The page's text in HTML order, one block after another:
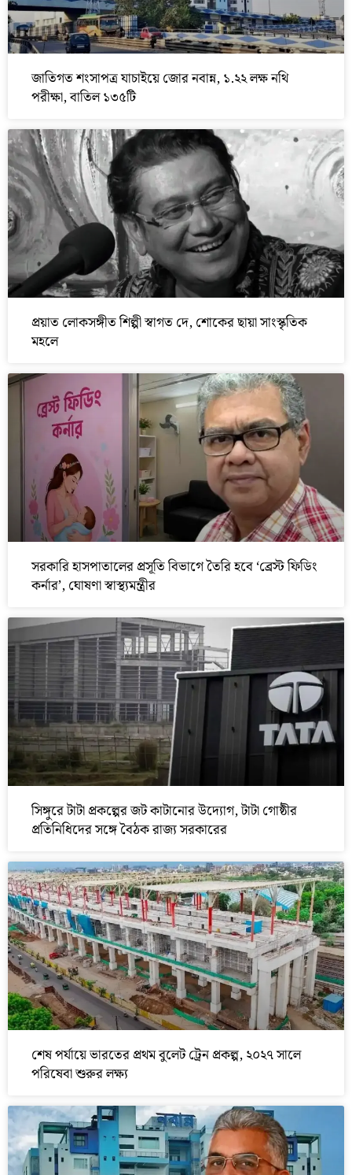
জাতিগত শংসাপত্র যাচাইয়ে জোর নবান্ন, ১.২২ লক্ষ নথি
পরীক্ষা, বাতিল ১৩৫টি
প্রয়াত লোকসঙ্গীত শিল্পী স্বাগত দে, শোকের ছায়া সাংস্কৃতিক
মহলে
সরকারি হাসপাতালের প্রসূতি বিভাগে তৈরি হবে ‘ব্রেস্ট ফিডিং
কর্নার’, ঘোষণা স্বাস্থ্যমন্ত্রীর
সিঙ্গুরে টাটা প্রকল্পের জট কাটানোর উদ্যোগ, টাটা গোষ্ঠীর
প্রতিনিধিদের সঙ্গে বৈঠক রাজ্য সরকারের
শেষ পর্যায়ে ভারতের প্রথম বুলেট ট্রেন প্রকল্প, ২০২৭ সালে
পরিষেবা শুরুর লক্ষ্য